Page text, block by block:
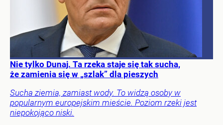
Nie tylko Dunaj. Ta rzeka staje się tak sucha,
że zamienia się w „szlak” dla pieszych
Sucha ziemia, zamiast wody. To widzą osoby w
popularnym europejskim mieście. Poziom rzeki jest
niepokojąco niski.